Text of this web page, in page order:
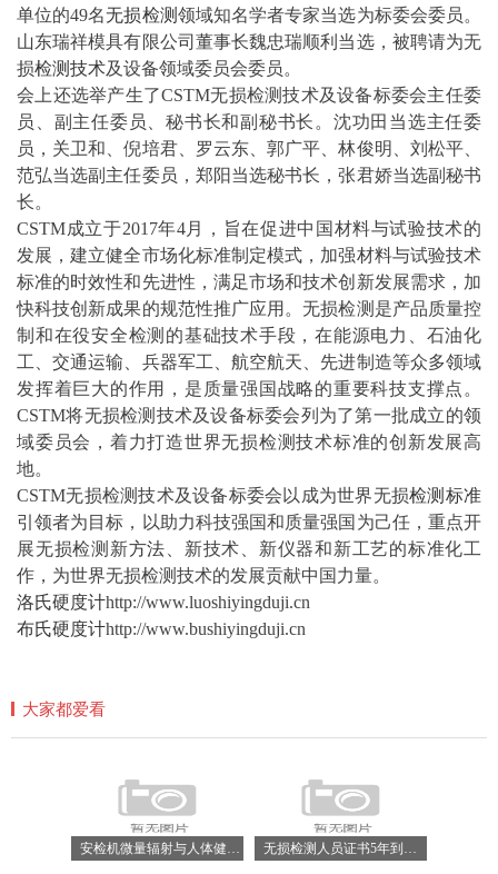
单位的49名无损检测领域知名学者专家当选为标委会委员。
山东瑞祥模具有限公司董事长魏忠瑞顺利当选，被聘请为无
损检测技术及设备领域委员会委员。
会上还选举产生了CSTM无损检测技术及设备标委会主任委
员、副主任委员、秘书长和副秘书长。沈功田当选主任委
员，关卫和、倪培君、罗云东、郭广平、林俊明、刘松平、
范弘当选副主任委员，郑阳当选秘书长，张君娇当选副秘书
长。
CSTM成立于2017年4月，旨在促进中国材料与试验技术的
发展，建立健全市场化标准制定模式，加强材料与试验技术
标准的时效性和先进性，满足市场和技术创新发展需求，加
快科技创新成果的规范性推广应用。无损检测是产品质量控
制和在役安全检测的基础技术手段，在能源电力、石油化
工、交通运输、兵器军工、航空航天、先进制造等众多领域
发挥着巨大的作用，是质量强国战略的重要科技支撑点。
CSTM将无损检测技术及设备标委会列为了第一批成立的领
域委员会，着力打造世界无损检测技术标准的创新发展高
地。
CSTM无损检测技术及设备标委会以成为世界无损检测标准
引领者为目标，以助力科技强国和质量强国为己任，重点开
展无损检测新方法、新技术、新仪器和新工艺的标准化工
作，为世界无损检测技术的发展贡献中国力量。
洛氏硬度计http://www.luoshiyingduji.cn
布氏硬度计http://www.bushiyingduji.cn
大家都爱看
安检机微量辐射与人体健康影响分析 无损检测人员证书5年到期延期须知